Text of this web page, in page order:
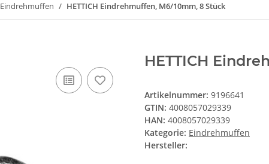
Eindrehmuffen HETTICH Eindrehmuffen, M6/10mm, 8 Stück
HETTICH
Artikelnummer: 9196641
GTIN: 4008057029339
HAN: 4008057029339
Kategorie: Eindrehmuffen
Hersteller: